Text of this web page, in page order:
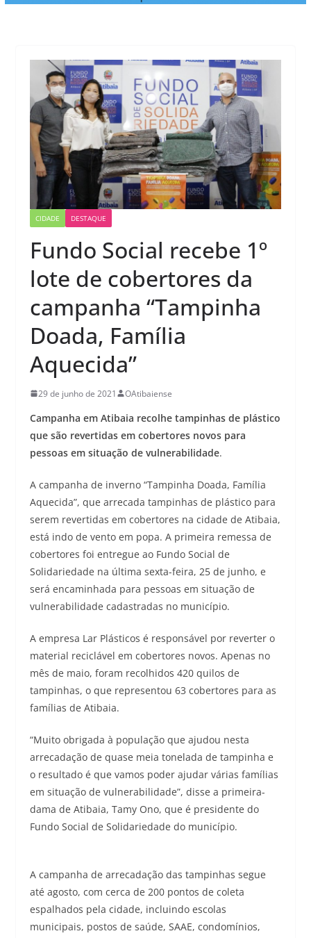
CIDADE DESTAQUE
Fundo Social recebe 1º
lote de cobertores da
campanha “Tampinha
Doada, Família
Aquecida”
29 de junho de 2021 OAtibaiense
Campanha em Atibaia recolhe tampinhas de plástico
que são revertidas em cobertores novos para
pessoas em situação de vulnerabilidade.
A campanha de inverno “Tampinha Doada, Família
Aquecida”, que arrecada tampinhas de plástico para
serem revertidas em cobertores na cidade de Atibaia,
está indo de vento em popa. A primeira remessa de
cobertores foi entregue ao Fundo Social de
Solidariedade na última sexta-feira, 25 de junho, e
será encaminhada para pessoas em situação de
vulnerabilidade cadastradas no município.
A empresa Lar Plásticos é responsável por reverter o
material reciclável em cobertores novos. Apenas no
mês de maio, foram recolhidos 420 quilos de
tampinhas, o que representou 63 cobertores para as
famílias de Atibaia.
“Muito obrigada à população que ajudou nesta
arrecadação de quase meia tonelada de tampinha e
o resultado é que vamos poder ajudar várias famílias
em situação de vulnerabilidade”, disse a primeira-
dama de Atibaia, Tamy Ono, que é presidente do
Fundo Social de Solidariedade do município.
A campanha de arrecadação das tampinhas segue
até agosto, com cerca de 200 pontos de coleta
espalhados pela cidade, incluindo escolas
municipais, postos de saúde, SAAE, condomínios,